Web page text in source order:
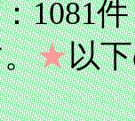
1081
★以